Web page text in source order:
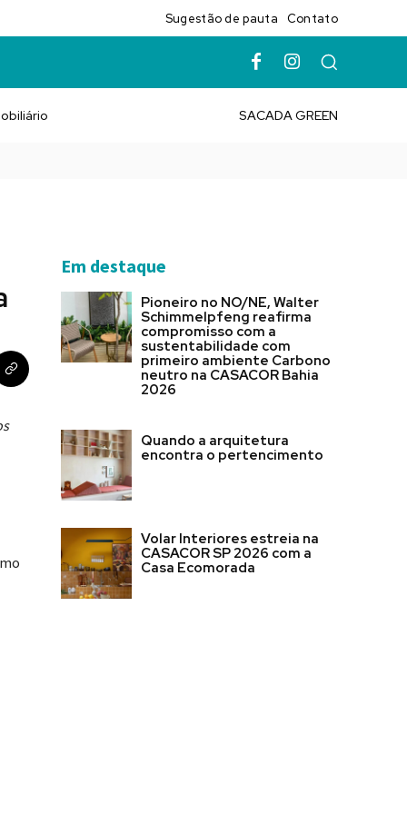
Sugestão de pauta Contato
SACADA GREEN
Em destaque
Pioneiro no NO/NE, Walter
Schimmelpfeng reafirma
compromisso com a
sustentabilidade com
primeiro ambiente Carbono
neutro na CASACOR Bahia
2026
Quando a arquitetura
encontra o pertencimento
Volar Interiores estreia na
CASACOR SP 2026 com a
Casa Ecomorada